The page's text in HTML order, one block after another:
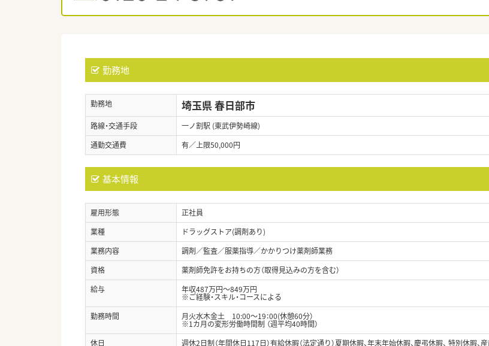
勤務地
勤務地 埼玉県 春日部市
路線・交通手段
一ノ割駅 (東武伊勢崎線)
通勤交通費
有／上限50,000円
基本情報
雇用形態
正社員
業種
ドラッグストア(調剤あり)
業務内容
調剤／監査／服薬指導／かかりつけ薬剤師業務
資格
薬剤師免許をお持ちの方（取得見込みの方を含む）
給与
年収487万円～849万円
※ご経験・スキル・コースによる
勤務時間
月火水木金土 10:00～19：00(休憩60分）
※1カ月の変形労働時間制 （週平均40時間）
休日
週休2日制（年間休日117日）有給休暇（法定通り）夏期休暇、年末年始休暇、慶弔休暇、 特別休暇、